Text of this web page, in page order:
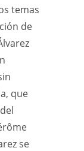
temas
de
que
se